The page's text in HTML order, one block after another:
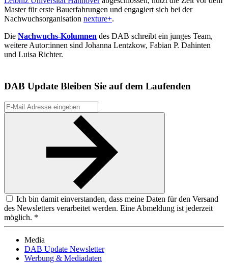
Master für erste Bauerfahrungen und engagiert sich bei der
Nachwuchsorganisation nexture+.
Die Nachwuchs-Kolumnen des DAB schreibt ein junges Team,
weitere Autor:innen sind Johanna Lentzkow, Fabian P. Dahinten
und Luisa Richter.
DAB Update Bleiben Sie auf dem Laufenden
Ich bin damit einverstanden, dass meine Daten für den Versand
des Newsletters verarbeitet werden. Eine Abmeldung ist jederzeit
möglich. *
Media
DAB Update Newsletter
Werbung & Mediadaten